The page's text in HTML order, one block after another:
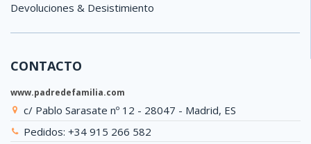
Devoluciones & Desistimiento
CONTACTO
www.padredefamilia.com
c/ Pablo Sarasate nº 12 - 28047 - Madrid, ES
Pedidos: +34 915 266 582